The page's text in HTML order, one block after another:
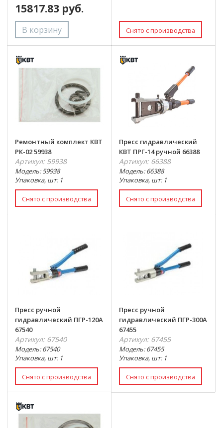
15817.83 руб.
Ремонтный комплект КВТ
РК-02 59938
Артикул: 59938
Модель: 59938
Упаковка, шт: 1
Пресс гидравлический
КВТ ПРГ-14 ручной 66388
Артикул: 66388
Модель: 66388
Упаковка, шт: 1
Пресс ручной
гидравлический ПГР-120А
67540
Артикул: 67540
Модель: 67540
Упаковка, шт: 1
Пресс ручной
гидравлический ПГР-300А
67455
Артикул: 67455
Модель: 67455
Упаковка, шт: 1